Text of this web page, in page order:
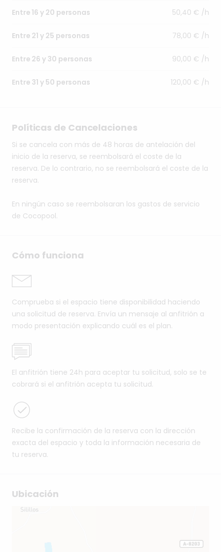
Entre 16 y 20 personas 50,40 € /h
Entre 21 y 25 personas 78,00 € /h
Entre 26 y 30 personas 90,00 € /h
Entre 31 y 50 personas 120,00 € /h
Políticas de Cancelaciones
Si se cancela con más de 48 horas de antelación del
inicio de la reserva, se reembolsará el coste de la
reserva. De lo contrario, no se reembolsará el coste de la
reserva.
En ningún caso se reembolsaran los gastos de servicio
de Cocopool.
Cómo funciona
Comprueba si el espacio tiene disponibilidad haciendo
una solicitud de reserva. Envía un mensaje al anfitrión a
modo presentación explicando cuál es el plan.
El anfitrión tiene 24h para aceptar tu solicitud, solo se te
cobrará si el anfitrión acepta tu solicitud.
Recibe la confirmación de la reserva con la dirección
exacta del espacio y toda la información necesaria de
tu reserva.
Ubicación